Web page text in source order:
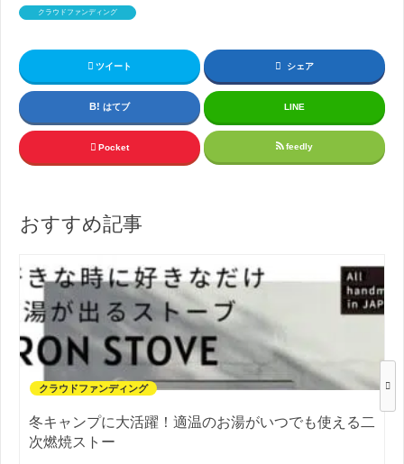
クラウドファンディング
ツイート シェア
はてブ LINE
Pocket feedly
おすすめ記事
クラウドファンディング
冬キャンプに大活躍！適温のお湯がいつでも使える二
次燃焼ストー